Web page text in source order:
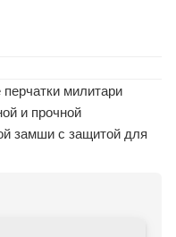
милитари
и прочной
замши с защитой для
застежкой с